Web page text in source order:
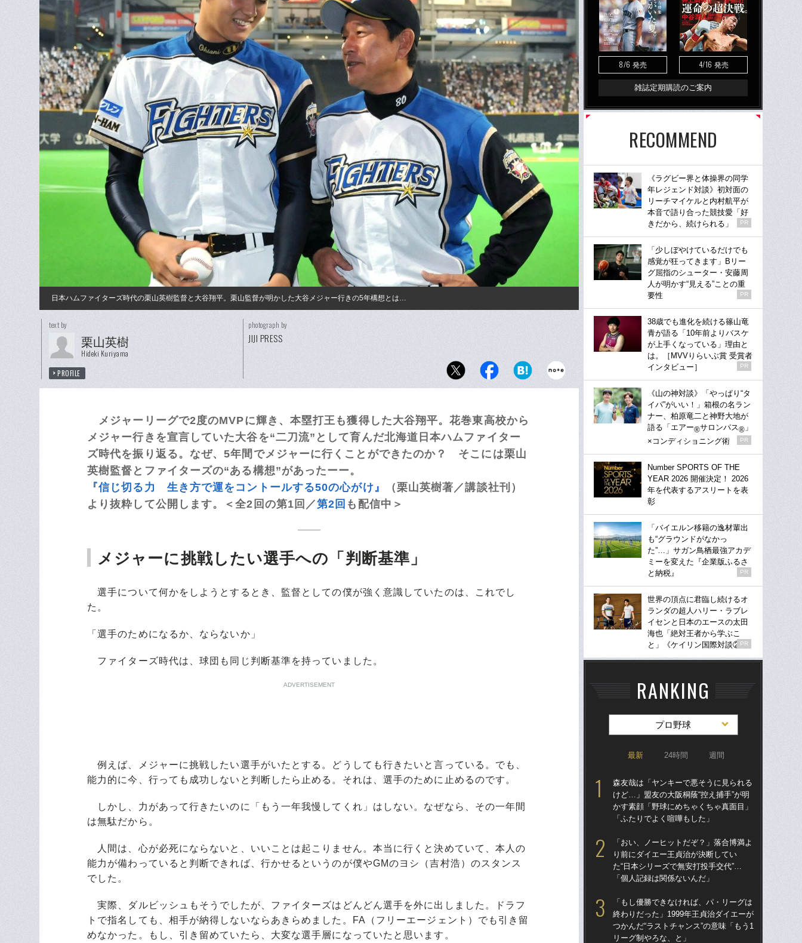
日本ハムファイターズ時代の栗山英樹監督と大谷翔平。栗山監督が明かした大谷メジャー行きの5年構想とは…
text by
栗山英樹
Hideki Kuriyama
PROFILE
photograph by
JIJI PRESS
メジャーリーグで2度のMVPに輝き、本塁打王も獲得した大谷翔平。花巻東高校から
メジャー行きを宣言していた大谷を“二刀流”として育んだ北海道日本ハムファイター
ズ時代を振り返る。なぜ、5年間でメジャーに行くことができたのか？ そこには栗山
英樹監督とファイターズの“ある構想”があったーー。
『信じ切る力 生き方で運をコントールする50の心がけ』
（栗山英樹著／講談社刊）
より抜粋して公開します。＜全2回の第1回／第2回 も配信中＞
メジャーに挑戦したい選手への「判断基準」
選手について何かをしようとするとき、監督としての僕が強く意識していたのは、これでし
た。
「選手のためになるか、ならないか」
ファイターズ時代は、球団も同じ判断基準を持っていました。
ADVERTISEMENT
例えば、メジャーに挑戦したい選手がいたとする。どうしても行きたいと言っている。でも、
能力的に今、行っても成功しないと判断したら止める。それは、選手のために止めるのです。
しかし、力があって行きたいのに「もう一年我慢してくれ」はしない。なぜなら、その一年間
は無駄だから。
人間は、心が必死にならないと、いいことは起こりません。本当に行くと決めていて、本人の
能力が備わっていると判断できれば、行かせるというのが僕やGMのヨシ（吉村浩）のスタンス
でした。
実際、ダルビッシュもそうでしたが、ファイターズはどんどん選手を外に出しました。ドラフ
トで指名しても、相手が納得しないならあきらめました。FA（フリーエージェント）でも引き留
めなかった。もし、引き留めていたら、大変な選手層になっていたと思います。
8/6 発売 4/16 発売
雑誌定期購読のご案内
RECOMMEND
《ラグビー界と体操界の同学
年レジェンド対談》初対面の
リーチマイケルと内村航平が
本音で語り合った競技愛「好
きだから、続けられる」
PR
「少しぼやけているだけでも
感覚が狂ってきます」Bリー
グ屈指のシューター・安藤周
人が明かす“見える”ことの重
要性
PR
38歳でも進化を続ける篠山竜
青が語る「10年前よりバスケ
が上手くなっている」理由と
は。［MVVりらいぶ賞 受賞者
インタビュー］
PR
《山の神対談》「やっぱり“タ
イパ”がいい！」箱根の名ラン
ナー、柏原竜二と神野大地が
語る「エアー®サロンパス® 」
×コンディショニング術
PR
Number SPORTS OF THE
YEAR 2026 開催決定！ 2026
年を代表するアスリートを表
彰
「バイエルン移籍の逸材輩出
も“グラウンドがなかっ
た”…」サガン鳥栖最強アカデ
ミーを変えた『企業版ふるさ
と納税』
PR
世界の頂点に君臨し続けるオ
ランダの超人ハリー・ラブレ
イセンと日本のエースの太田
海也「絶対王者から学ぶこ
と」《ケイリン国際対談②》
PR
RANKING
プロ野球
最新 24時間 週間
森友哉は「ヤンキーで悪そうに見られる
けど…」盟友の大阪桐蔭“控え捕手”が明
かす素顔「野球にめちゃくちゃ真面目」
「ふたりでよく喧嘩もした」
「おい、ノーヒットだぞ？」落合博満よ
り前にダイエー王貞治が決断してい
た“日本シリーズで無安打投手交代”…
「個人記録は関係ないんだ」
「もし優勝できなければ、パ・リーグは
終わりだった」1999年王貞治ダイエーが
つかんだ“ラストチャンス”の意味「もう1
リーグ制やろな、と」